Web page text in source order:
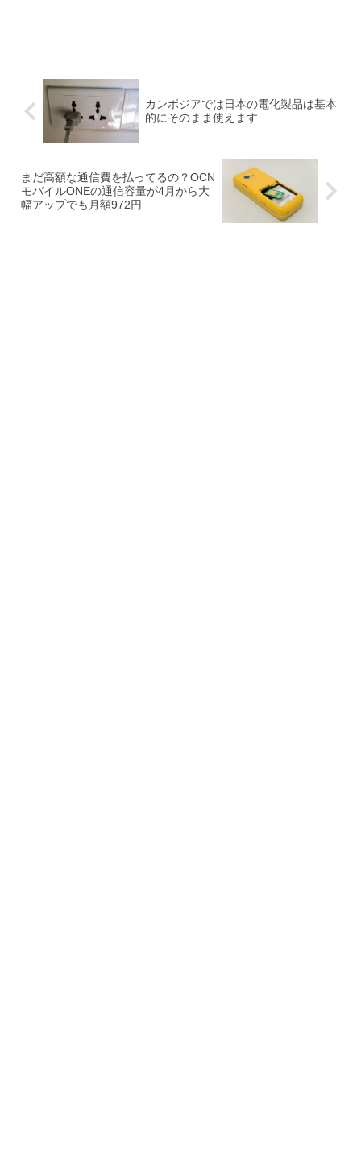
カンボジアでは日本の電化製品は基本
的にそのまま使えます
まだ高額な通信費を払ってるの？OCN
モバイルONEの通信容量が4月から大
幅アップでも月額972円